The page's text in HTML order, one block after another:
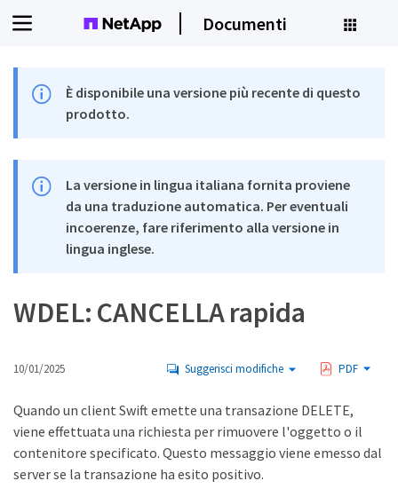
Documenti
È disponibile una versione più recente di questo
prodotto.
La versione in lingua italiana fornita proviene
da una traduzione automatica. Per eventuali
incoerenze, fare riferimento alla versione in
lingua inglese.
WDEL: CANCELLA rapida
10/01/2025 Suggerisci modifiche PDF
Quando un client Swift emette una transazione DELETE,
viene effettuata una richiesta per rimuovere l'oggetto o il
contenitore specificato. Questo messaggio viene emesso dal
server se la transazione ha esito positivo.